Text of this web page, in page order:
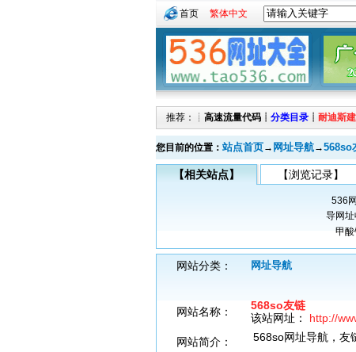
首页 繁体中文
推荐：┊ 高速流量代码 ┊ 分类目录 ┊ 耐迪斯
您目前的位置： 站点首页→ 网址导航→568so
【相关站点】 【浏览记录】
536
导网
甲
网站分类： 网址导航
网站名称：
568so友链
该站网址： http://
网站简介：
568so网址导航，友